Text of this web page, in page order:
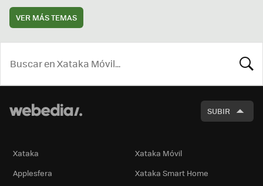
VER MÁS TEMAS
SUBIR
Xataka
Xataka Móvil
Applesfera
Xataka Smart Home